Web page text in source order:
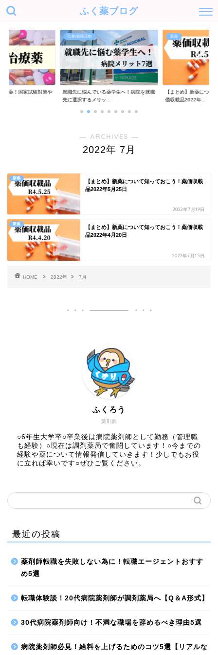
ふく薬ブログ
療薬！国家試験対策や
仕事/就職活動
就職先に悩んでいる薬学生へ！病院を就職
先に選択するメリッ...
新薬
【まとめ】新薬につい
価収載品2022年...
― ARCHIVES ―
2022年 7月
新薬
【まとめ】新薬について知っておこう！薬価収載
品2022年5月25日
2022年7月19日
新薬
【まとめ】新薬について知っておこう！薬価収載
品2022年4月20日
2022年7月15日
HOME 2022年 7月
薬剤師
ふくろう
○6年生大学卒○卒業後は病院薬剤師として勤務（管理職
も経験）○現在は調剤薬局で奮闘しています！○今までの
経験や薬について情報発信していきます！少しでもお役
に立れば幸いです○ぜひご覧ください。
最近の投稿
薬剤師転職を失敗しない為に！転職エージェントおすす
め5選
転職体験談！20代病院薬剤師が調剤薬局へ【Q＆A形式】
30代病院薬剤師向け！不満な職場を辞めるべき理由5選
病院薬剤師必見！給料を上げるためのコツ5選【リアルな